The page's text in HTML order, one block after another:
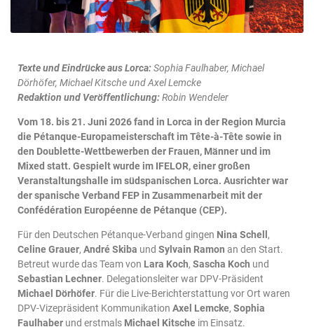
Texte und Eindrücke aus Lorca:Sophia Faulhaber, Michael
Dörhöfer, Michael Kitsche und Axel Lemcke
Redaktion und Veröffentlichung:Robin Wendeler
Vom 18. bis 21. Juni 2026 fand in Lorca in der Region Murcia
die Pétanque-Europameisterschaft im Tête-à-Tête sowie in
den Doublette-Wettbewerben der Frauen, Männer und im
Mixed statt. Gespielt wurde im IFELOR, einer großen
Veranstaltungshalle im südspanischen Lorca. Ausrichter war
der spanische Verband FEP in Zusammenarbeit mit der
Confédération Européenne de Pétanque (CEP).
Für den Deutschen Pétanque-Verband gingen Nina Schell ,
Celine Grauer, André Skiba und Sylvain Ramon an den Start.
Betreut wurde das Team von Lara Koch, Sascha Koch und
Sebastian Lechner. Delegationsleiter war DPV-Präsident
Michael Dörhöfer. Für die Live-Berichterstattung vor Ort waren
DPV-Vizepräsident Kommunikation Axel Lemcke, Sophia
Faulhaber und erstmals Michael Kitsche im Einsatz.